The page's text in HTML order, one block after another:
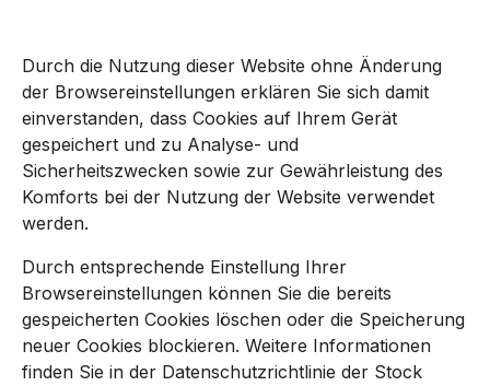
Durch die Nutzung dieser Website ohne Änderung
der Browsereinstellungen erklären Sie sich damit
einverstanden, dass Cookies auf Ihrem Gerät
gespeichert und zu Analyse- und
Sicherheitszwecken sowie zur Gewährleistung des
Komforts bei der Nutzung der Website verwendet
werden.
Durch entsprechende Einstellung Ihrer
Browsereinstellungen können Sie die bereits
gespeicherten Cookies löschen oder die Speicherung
neuer Cookies blockieren. Weitere Informationen
finden Sie in der Datenschutzrichtlinie der Stock